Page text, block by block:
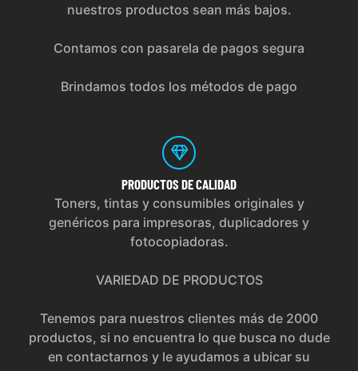
nuestros productos sean más bajos.
Contamos con pasarela de pagos segura
Brindamos todos los métodos de pago
PRODUCTOS DE CALIDAD
Toners, tintas y consumibles originales y
genéricos para impresoras, duplicadores y
fotocopiadoras.
VARIEDAD DE PRODUCTOS
Tenemos para nuestros clientes más de 2000
productos, si no encuentra lo que busca no dude
en contactarnos y le ayudamos a ubicar su